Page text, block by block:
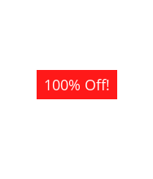
100% Off!